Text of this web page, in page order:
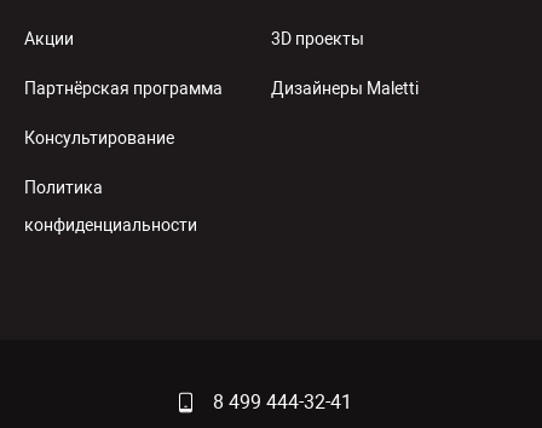
Акции
Партнёрская программа
Консультирование
Политика
конфиденциальности
3D проекты
Дизайнеры Maletti
8 499 444-32-41